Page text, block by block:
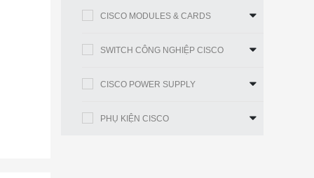
CISCO MODULES & CARDS
SWITCH CÔNG NGHIỆP CISCO
CISCO POWER SUPPLY
PHỤ KIỆN CISCO